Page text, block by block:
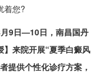
着您?
9日—10日，南昌国丹
来院开展​“夏季白癜风
提供个性化诊疗方案，